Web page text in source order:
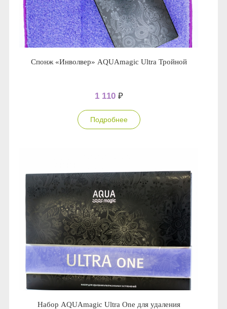
Спонж «Инволвер» AQUAmagic Ultra Тройной
1 110 ₽
Подробнее
Набор AQUAmagic Ultra One для удаления